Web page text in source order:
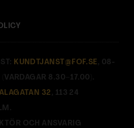
KUNDTJANST@FOF.SE , 08-
8.30–17.00).
32 , 113 24
OCH ANSVARIG